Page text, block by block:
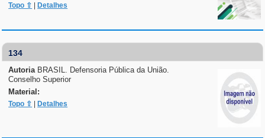
Topo ⇧ Detalhes
134
Autoria BRASIL. Defensoria Pública da União.
Conselho Superior
Material:
Topo ⇧ Detalhes